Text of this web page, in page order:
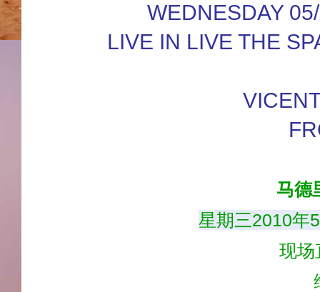
WEDNESDAY
LIVE IN LIVE THE
马德
星期三2010年
现场